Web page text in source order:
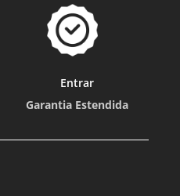
Entrar
Garantia Estendida